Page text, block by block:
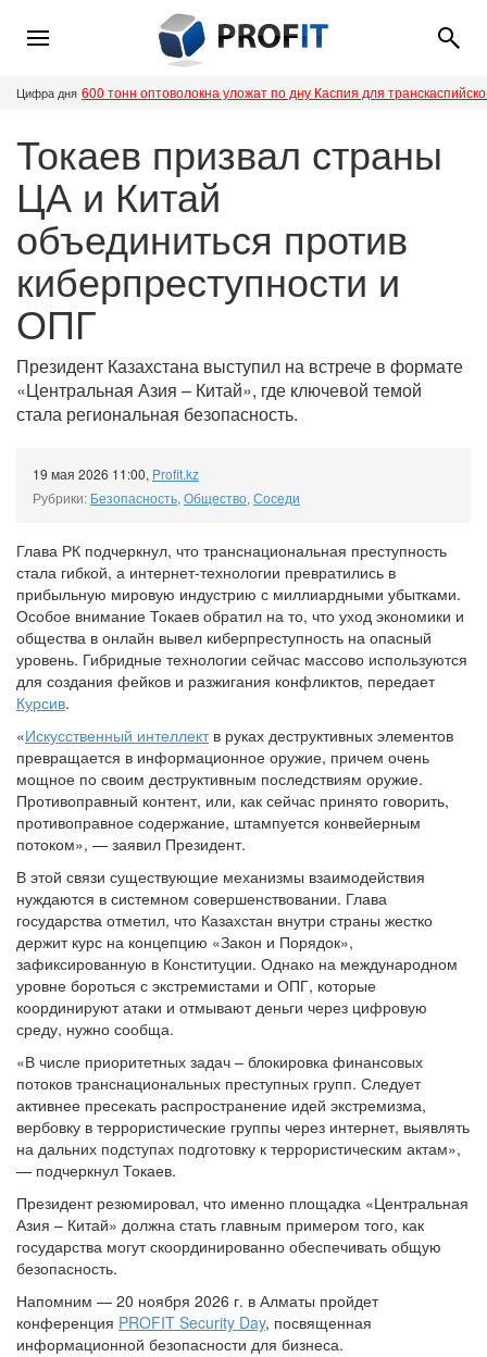
Цифра дня 600 тонн оптоволокна уложат по дну Каспия для
Токаев призвал страны
ЦА и Китай
объединиться против
киберпреступности и
ОПГ
Президент Казахстана выступил на встрече в формате
«Центральная Азия – Китай», где ключевой темой
стала региональная безопасность.
19 мая 2026 11:00, Profit.kz
Рубрики: Безопасность, Общество, Соседи
Глава РК подчеркнул, что транснациональная преступность
стала гибкой, а интернет-технологии превратились в
прибыльную мировую индустрию с миллиардными убытками.
Особое внимание Токаев обратил на то, что уход экономики и
общества в онлайн вывел киберпреступность на опасный
уровень. Гибридные технологии сейчас массово используются
для создания фейков и разжигания конфликтов, передает
Курсив.
«Искусственный интеллектв руках деструктивных элементов
превращается в информационное оружие, причем очень
мощное по своим деструктивным последствиям оружие.
Противоправный контент, или, как сейчас принято говорить,
противоправное содержание, штампуется конвейерным
потоком», — заявил Президент.
В этой связи существующие механизмы взаимодействия
нуждаются в системном совершенствовании. Глава
государства отметил, что Казахстан внутри страны жестко
держит курс на концепцию «Закон и Порядок»,
зафиксированную в Конституции. Однако на международном
уровне бороться с экстремистами и ОПГ, которые
координируют атаки и отмывают деньги через цифровую
среду, нужно сообща.
«В числе приоритетных задач – блокировка финансовых
потоков транснациональных преступных групп. Следует
активнее пресекать распространение идей экстремизма,
вербовку в террористические группы через интернет, выявлять
на дальних подступах подготовку к террористическим актам»,
— подчеркнул Токаев.
Президент резюмировал, что именно площадка «Центральная
Азия – Китай» должна стать главным примером того, как
государства могут скоординированно обеспечивать общую
безопасность.
Напомним — 20 ноября 2026 г. в Алматы пройдет
конференция PROFIT Security Day, посвященная
информационной безопасности для бизнеса.